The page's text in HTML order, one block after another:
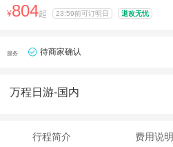
¥804起 23:59前可订明日 退改无忧
服务 待商家确认
万程日游-国内
行程简介 费用说明